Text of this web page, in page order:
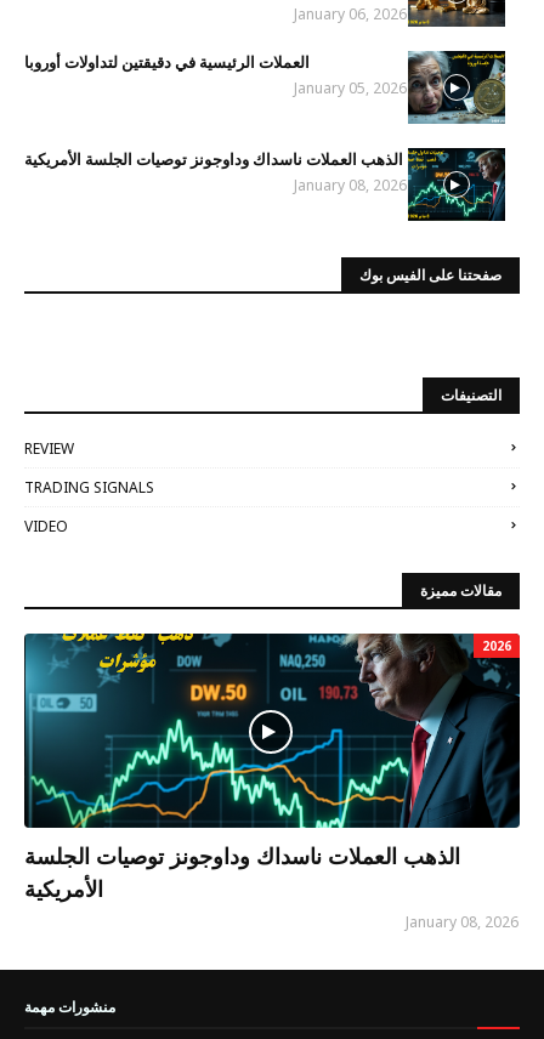
January 06, 2026
العملات الرئيسية في دقيقتين لتداولات أوروبا
January 05, 2026
الذهب العملات ناسداك وداوجونز توصيات الجلسة الأمريكية
January 08, 2026
صفحتنا على الفيس بوك
التصنيفات
REVIEW
TRADING SIGNALS
VIDEO
مقالات مميزة
2026
الذهب العملات ناسداك وداوجونز توصيات الجلسة
الأمريكية
January 08, 2026
منشورات مهمة